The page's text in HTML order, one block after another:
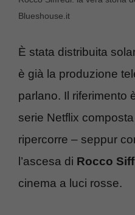
Blueshouse.it
È stata distribuita
è già la produzione
parlano. Il riferimento
serie Netflix
ripercorre – seppur
l’ascesa di Rocco
cinema a luci rosse.